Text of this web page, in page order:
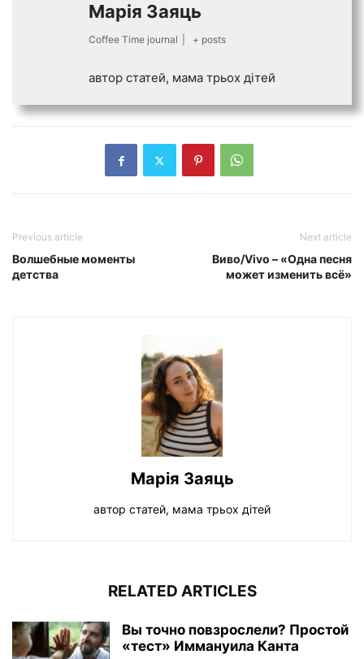
Марiя Заяць
Coffee Time journal + posts
автор статей, мама трьох дiтей
Previous article
Волшебные моменты
детства
Next article
Виво/Vivo – «Одна песня
может изменить всё»
Марiя Заяць
автор статей, мама трьох дiтей
RELATED ARTICLES
Вы точно повзрослели? Простой
«тест» Иммануила Канта